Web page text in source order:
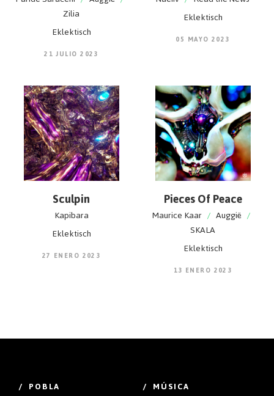
Zilia
Eklektisch
21 JULIO 2023
Eklektisch
05 MAYO 2023
Sculpin
Kapibara
Eklektisch
27 ENERO 2023
Pieces Of Peace
Maurice Kaar / Auggië /
SKALA
Eklektisch
13 ENERO 2023
/ POBLA / MÚSICA